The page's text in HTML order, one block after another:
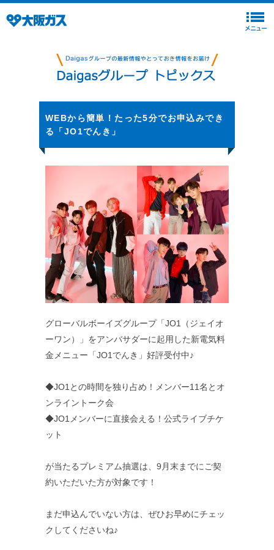
WEBから簡単！たった5分でお申込みでき
る「JO1でんき」
グローバルボーイズグループ「JO1（ジェイオ
ーワン）」をアンバサダーに起用した新電気料
金メニュー「JO1でんき」好評受付中♪
◆JO1との時間を独り占め！メンバー11名とオ
ンライントーク会
◆JO1メンバーに直接会える！公式ライブチケ
ット
が当たるプレミアム抽選は、9月末までにご契
約いただいた方が対象です！
まだ申込んでいない方は、ぜひお早めにチェッ
クしてくださいね♪